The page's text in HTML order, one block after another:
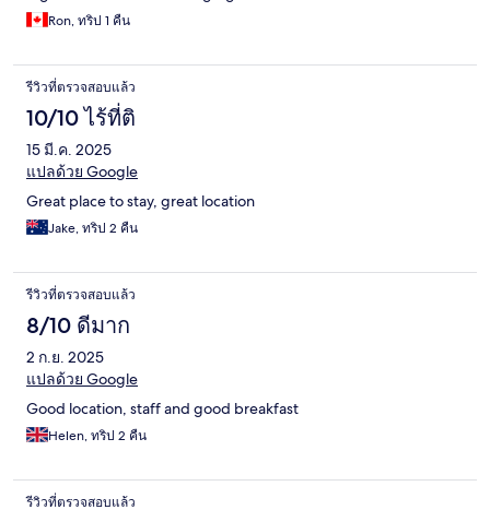
Ron, ทริป 1 คืน
รีวิวที่ตรวจสอบแล้ว
10/10 ไร้ที่ติ
15 มี.ค. 2025
แปลด้วย Google
Great place to stay, great location
Jake, ทริป 2 คืน
รีวิวที่ตรวจสอบแล้ว
8/10 ดีมาก
2 ก.ย. 2025
แปลด้วย Google
Good location, staff and good breakfast
Helen, ทริป 2 คืน
รีวิวที่ตรวจสอบแล้ว